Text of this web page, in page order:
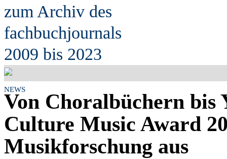
zum Archiv des
fachbuchjournals
2009 bis 2023
NEWS
Von Choralbüchern bis
Culture Music Award
Musikforschung aus